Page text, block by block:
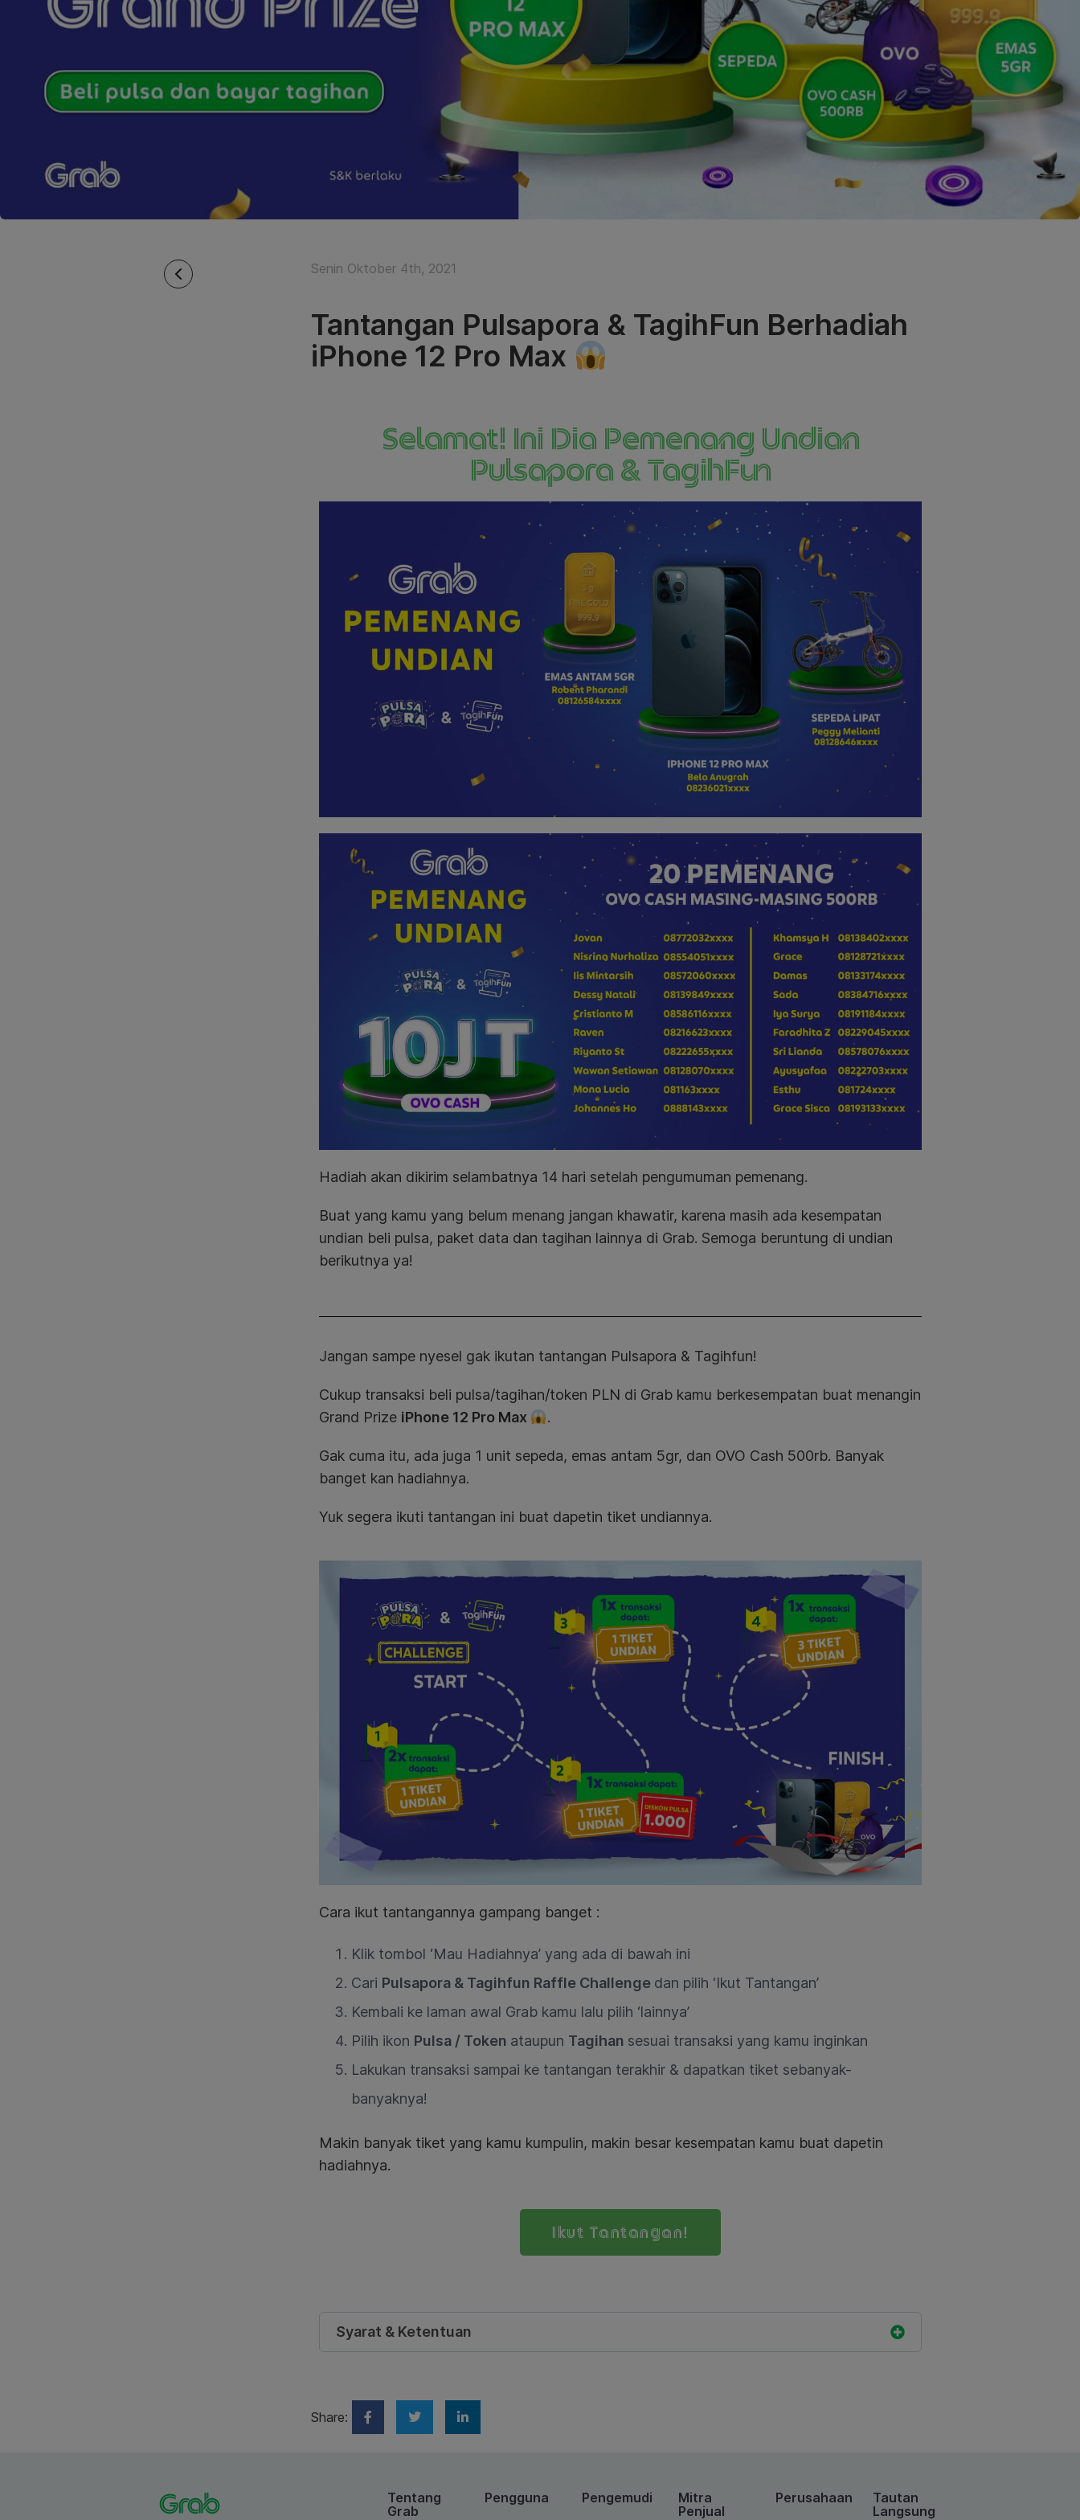
Senin Oktober 4th, 2021
Tantangan Pulsapora & TagihFun Berhadiah
iPhone 12 Pro Max
Selamat! Ini Dia Pemenang Undian
Pulsapora & TagihFun
Hadiah akan dikirim selambatnya 14 hari setelah pengumuman pemenang.
Buat yang kamu yang belum menang jangan khawatir, karena masih ada kesempatan
undian beli pulsa, paket data dan tagihan lainnya di Grab. Semoga beruntung di undian
berikutnya ya!
Jangan sampe nyesel gak ikutan tantangan Pulsapora & Tagihfun!
Cukup transaksi beli pulsa/tagihan/token PLN di Grab kamu berkesempatan buat menangin
Grand Prize iPhone 12 Pro Max .
Gak cuma itu, ada juga 1 unit sepeda, emas antam 5gr, dan OVO Cash 500rb. Banyak
banget kan hadiahnya.
Yuk segera ikuti tantangan ini buat dapetin tiket undiannya.
Cara ikut tantangannya gampang banget :
Klik tombol ‘Mau Hadiahnya’ yang ada di bawah ini
Cari Pulsapora & Tagihfun Raffle Challenge dan pilih ‘Ikut Tantangan’
Kembali ke laman awal Grab kamu lalu pilih ‘lainnya’
Pilih ikon Pulsa / Token ataupun Tagihan sesuai transaksi yang kamu inginkan
Lakukan transaksi sampai ke tantangan terakhir & dapatkan tiket sebanyak-
banyaknya!
Makin banyak tiket yang kamu kumpulin, makin besar kesempatan kamu buat dapetin
hadiahnya.
Ikut Tantangan!
Syarat & Ketentuan
Share:
Tentang
Grab
Pengguna Pengemudi
Mitra
Penjual
Perusahaan
Tautan
Langsung